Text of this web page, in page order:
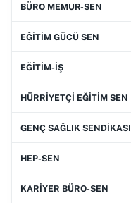
BÜRO MEMUR-SEN
EĞİTİM GÜCÜ SEN
EĞİTİM-İŞ
HÜRRİYETÇİ EĞİTİM SEN
GENÇ SAĞLIK SENDİKASI
HEP-SEN
KARİYER BÜRO-SEN